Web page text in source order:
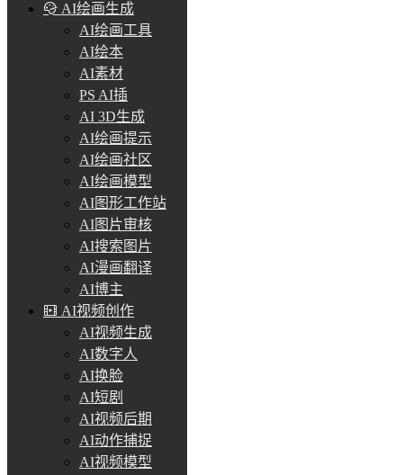
AI绘画生成
AI绘画工具
AI绘本
AI素材
PS AI插
AI 3D生成
AI绘画提示
AI绘画社区
AI绘画模型
AI图形工作站
AI图片审核
AI搜索图片
AI漫画翻译
AI博主
AI视频创作
AI视频生成
AI数字人
AI换脸
AI短剧
AI视频后期
AI动作捕捉
AI视频模型